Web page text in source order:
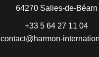
64270 Salies-de-Béarn
+33 5 64 27 11 04
contact@harmon-